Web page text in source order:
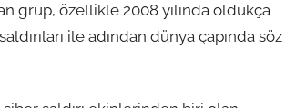
grup, özellikle 2008 yılında oldukça
ile adından dünya çapında söz